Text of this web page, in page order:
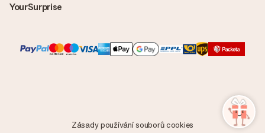
YourSurprise
Zásady používání souborů cookies